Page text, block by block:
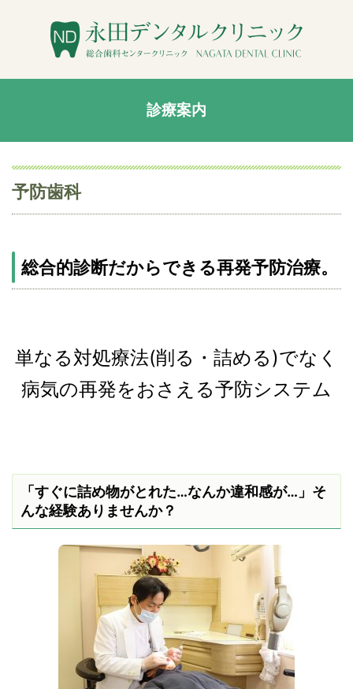
診療案内
予防歯科
総合的診断だからできる再発予防治療。
単なる対処療法(削る・詰める)でなく
病気の再発をおさえる予防システム
「すぐに詰め物がとれた…なんか違和感が…」そ
んな経験ありませんか？